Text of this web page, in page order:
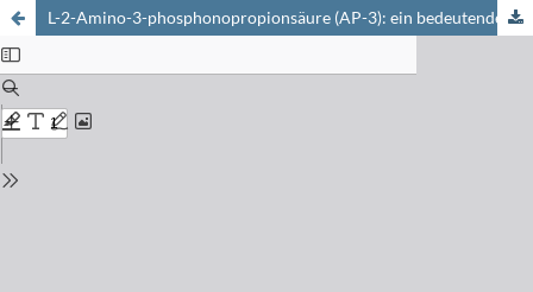
L-2-Amino-3-phosphonopropionsäure (AP-3): ein bedeutendes Phosphor-Analogon der L-Asparaginsäure